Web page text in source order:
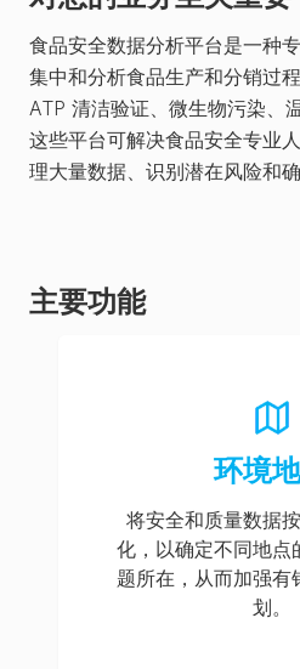
食品安全数据分析平台是一种
集中和分析食品生产和分销过
ATP 清洁验证、微生物污染、
这些平台可解决食品安全专业
理大量数据、识别潜在风险和确
主要功能
环境
将安全和质量数据
化，以确定不同地点
题所在，从而加强有
划。